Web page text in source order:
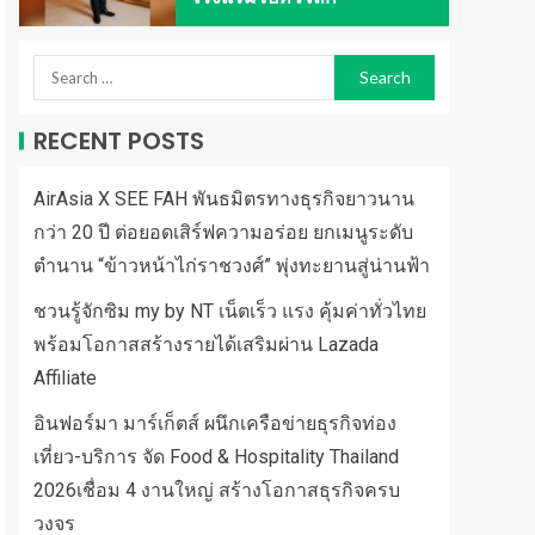
RECENT POSTS
AirAsia X SEE FAH พันธมิตรทางธุรกิจยาวนาน
กว่า 20 ปี ต่อยอดเสิร์ฟความอร่อย ยกเมนูระดับ
ตำนาน “ข้าวหน้าไก่ราชวงศ์” พุ่งทะยานสู่น่านฟ้า
ชวนรู้จักซิม my by NT เน็ตเร็ว แรง คุ้มค่าทั่วไทย
พร้อมโอกาสสร้างรายได้เสริมผ่าน Lazada
Affiliate
อินฟอร์มา มาร์เก็ตส์ ผนึกเครือข่ายธุรกิจท่อง
เที่ยว-บริการ จัด Food & Hospitality Thailand
2026เชื่อม 4 งานใหญ่ สร้างโอกาสธุรกิจครบ
วงจร